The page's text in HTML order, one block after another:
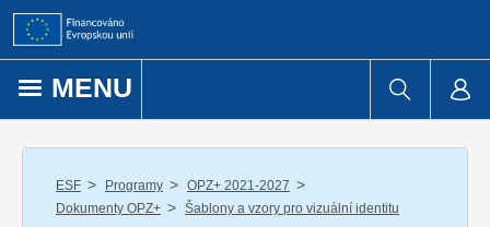
Přejít k obsahu
MENU
ESF / Programy / OPZ+ 2021-2027 /
Dokumenty OPZ+ / Šablony a vzory pro vizuální identitu